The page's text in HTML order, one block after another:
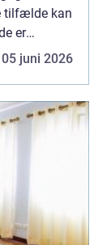
tilfælde kan
er
05 juni 2026